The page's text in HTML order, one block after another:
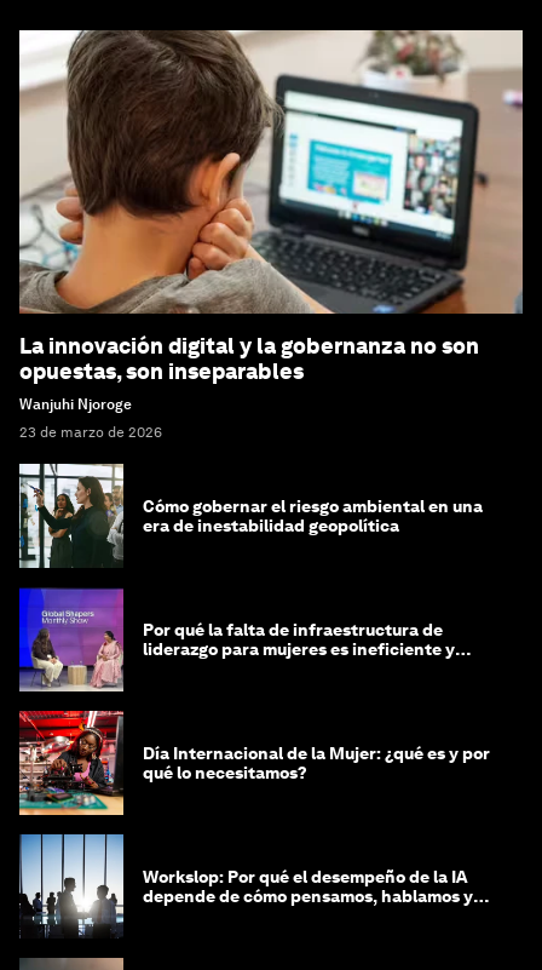
La innovación digital y la gobernanza no son
opuestas, son inseparables
Wanjuhi Njoroge
23 de marzo de 2026
Cómo gobernar el riesgo ambiental en una
era de inestabilidad geopolítica
Por qué la falta de infraestructura de
liderazgo para mujeres es ineficiente y
Día Internacional de la Mujer: ¿qué es y por
qué lo necesitamos?
Workslop: Por qué el desempeño de la IA
depende de cómo pensamos, hablamos y